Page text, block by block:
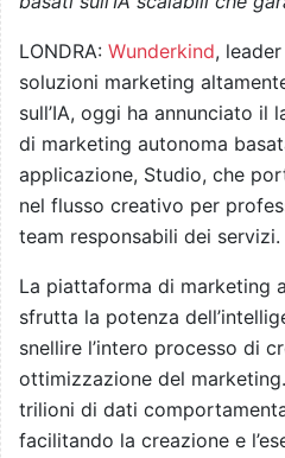
LONDRA: Wunderkind,
soluzioni marketing
sull’IA, oggi ha annunciato il
di marketing autonoma
applicazione, Studio, che
nel flusso creativo per
team responsabili dei servizi.
La piattaforma di marketing
sfrutta la potenza
snellire l’intero processo di
ottimizzazione del
trilioni di dati
facilitando la creazione e